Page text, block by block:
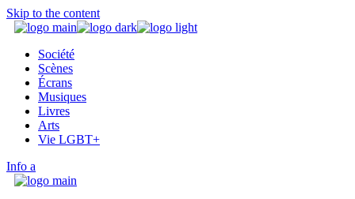
Skip to the content
Société
Scènes
Écrans
Musiques
Livres
Arts
Vie LGBT+
Info